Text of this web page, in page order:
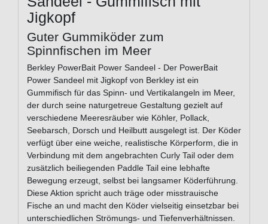
Jigkopf
Guter Gummiköder zum
Spinnfischen im Meer
Berkley PowerBait Power Sandeel - Der PowerBait
Power Sandeel mit Jigkopf von Berkley ist ein
Gummifisch für das Spinn- und Vertikalangeln im Meer,
der durch seine naturgetreue Gestaltung gezielt auf
verschiedene Meeresräuber wie Köhler, Pollack,
Seebarsch, Dorsch und Heilbutt ausgelegt ist. Der Köder
verfügt über eine weiche, realistische Körperform, die in
Verbindung mit dem angebrachten Curly Tail oder dem
zusätzlich beiliegenden Paddle Tail eine lebhafte
Bewegung erzeugt, selbst bei langsamer Köderführung.
Diese Aktion spricht auch träge oder misstrauische
Fische an und macht den Köder vielseitig einsetzbar bei
unterschiedlichen Strömungs- und Tiefenverhältnissen.